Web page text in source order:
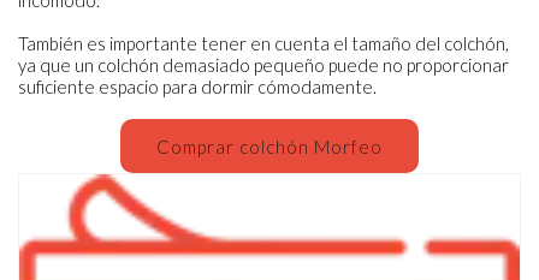
También es importante tener en cuenta el tamaño del colchón,
ya que un colchón demasiado pequeño puede no proporcionar
suficiente espacio para dormir cómodamente.
Comprar colchón Morfeo